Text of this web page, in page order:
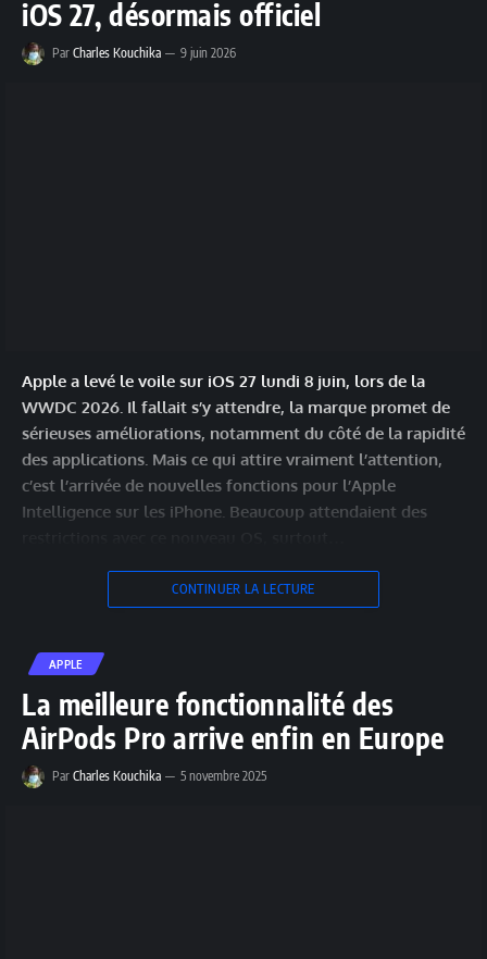
iOS 27, désormais officiel
Par Charles Kouchika 9 juin 2026
Apple a levé le voile sur iOS 27 lundi 8 juin, lors de la
WWDC 2026. Il fallait s’y attendre, la marque promet de
sérieuses améliorations, notamment du côté de la rapidité
des applications. Mais ce qui attire vraiment l’attention,
c’est l’arrivée de nouvelles fonctions pour l’Apple
Intelligence sur les iPhone. Beaucoup attendaient des
CONTINUER LA LECTURE
APPLE
La meilleure fonctionnalité des
AirPods Pro arrive enfin en Europe
Par Charles Kouchika 5 novembre 2025